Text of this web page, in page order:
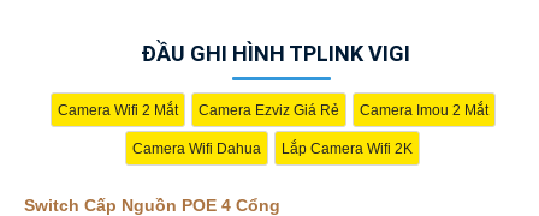
ĐẦU GHI HÌNH TPLINK VIGI
Camera Wifi 2 Mắt Camera Ezviz Giá Rẻ Camera Imou 2 Mắt
Camera Wifi Dahua Lắp Camera Wifi 2K
Switch Cấp Nguồn POE 4 Cổng